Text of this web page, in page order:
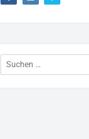
Suchen
nach: